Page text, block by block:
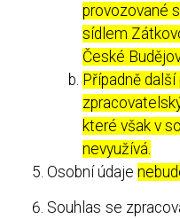
provozované
sídlem
České
Případně
které však v
nevyužívá.
Osobní údaje
Souhlas se